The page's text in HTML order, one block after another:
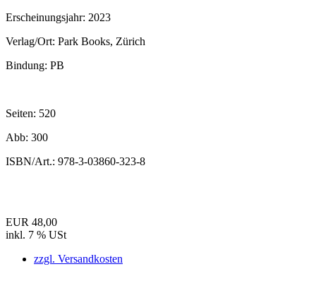
Erscheinungsjahr: 2023
Verlag/Ort: Park Books, Zürich
Bindung: PB
Seiten: 520
Abb: 300
ISBN/Art.: 978-3-03860-323-8
EUR 48,00
inkl. 7 % USt
zzgl. Versandkosten